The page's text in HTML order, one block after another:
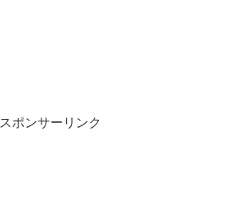
スポンサーリンク